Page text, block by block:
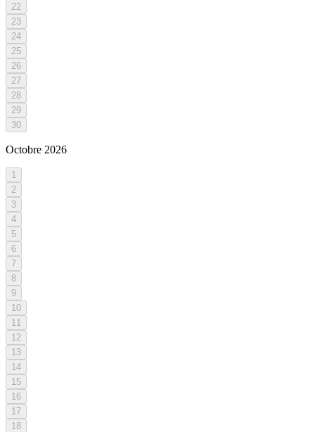
22
23
24
25
26
27
28
29
30
Octobre 2026
1
2
3
4
5
6
7
8
9
10
11
12
13
14
15
16
17
18